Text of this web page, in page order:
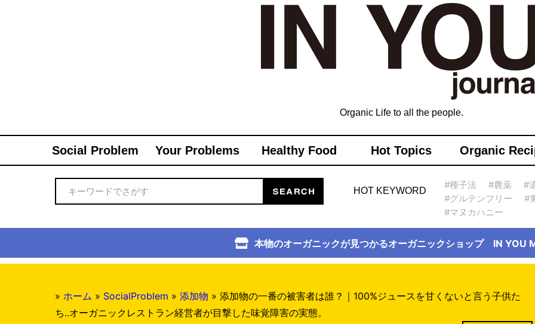
Organic Life to all the people.
Social Problem Your Problems Healthy Food Hot Topics Organic
HOT KEYWORD
#種子法 #農薬
#
#グルテンフリー
#
#マヌカハニー
本物のオーガニックが見つかるオーガニックショップ IN YOU
» ホーム » SocialProblem » 添加物 » 添加物の一番の被害者は誰？｜100%ジュースを甘くないと言う子供た
ち..オーガニックレストラン経営者が目撃した味覚障害の実態。